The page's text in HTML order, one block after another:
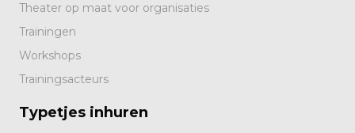
Theater op maat voor organisaties
Trainingen
Workshops
Trainingsacteurs
Typetjes inhuren